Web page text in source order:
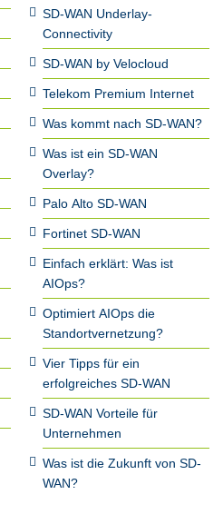
SD-WAN Underlay-
Connectivity
SD-WAN by Velocloud
Telekom Premium Internet
Was kommt nach SD-WAN?
Was ist ein SD-WAN
Overlay?
Palo Alto SD-WAN
Fortinet SD-WAN
Einfach erklärt: Was ist
AIOps?
Optimiert AIOps die
Standortvernetzung?
Vier Tipps für ein
erfolgreiches SD-WAN
SD-WAN Vorteile für
Unternehmen
Was ist die Zukunft von SD-
WAN?